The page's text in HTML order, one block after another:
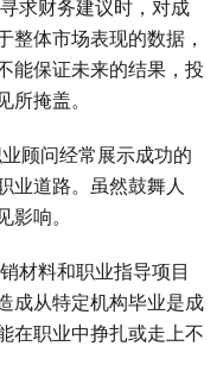
求财务建议时，对成
整体市场表现的数据，
能保证未来的结果，投
掩盖。
顾问经常展示成功的
业道路。虽然鼓舞人
响。
材料和职业指导项目
成从特定机构毕业是成
在职业中挣扎或走上不